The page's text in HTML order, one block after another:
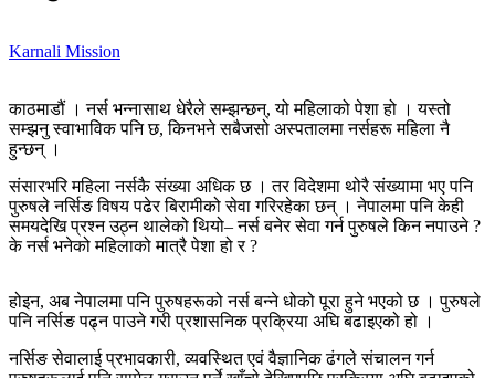
Karnali Mission
काठमाडौं । नर्स भन्नासाथ धेरैले सम्झन्छन्, यो महिलाको पेशा हो । यस्तो
सम्झनु स्वाभाविक पनि छ, किनभने सबैजसो अस्पतालमा नर्सहरू महिला नै
हुन्छन् ।
संसारभरि महिला नर्सकै संख्या अधिक छ । तर विदेशमा थोरै संख्यामा भए पनि
पुरुषले नर्सिङ विषय पढेर बिरामीको सेवा गरिरहेका छन् । नेपालमा पनि केही
समयदेखि प्रश्न उठ्न थालेको थियो– नर्स बनेर सेवा गर्न पुरुषले किन नपाउने ?
के नर्स भनेको महिलाको मात्रै पेशा हो र ?
होइन, अब नेपालमा पनि पुरुषहरूको नर्स बन्ने धोको पूरा हुने भएको छ । पुरुषले
पनि नर्सिङ पढ्न पाउने गरी प्रशासनिक प्रक्रिया अघि बढाइएको हो ।
नर्सिङ सेवालाई प्रभावकारी, व्यवस्थित एवं वैज्ञानिक ढंगले संचालन गर्न